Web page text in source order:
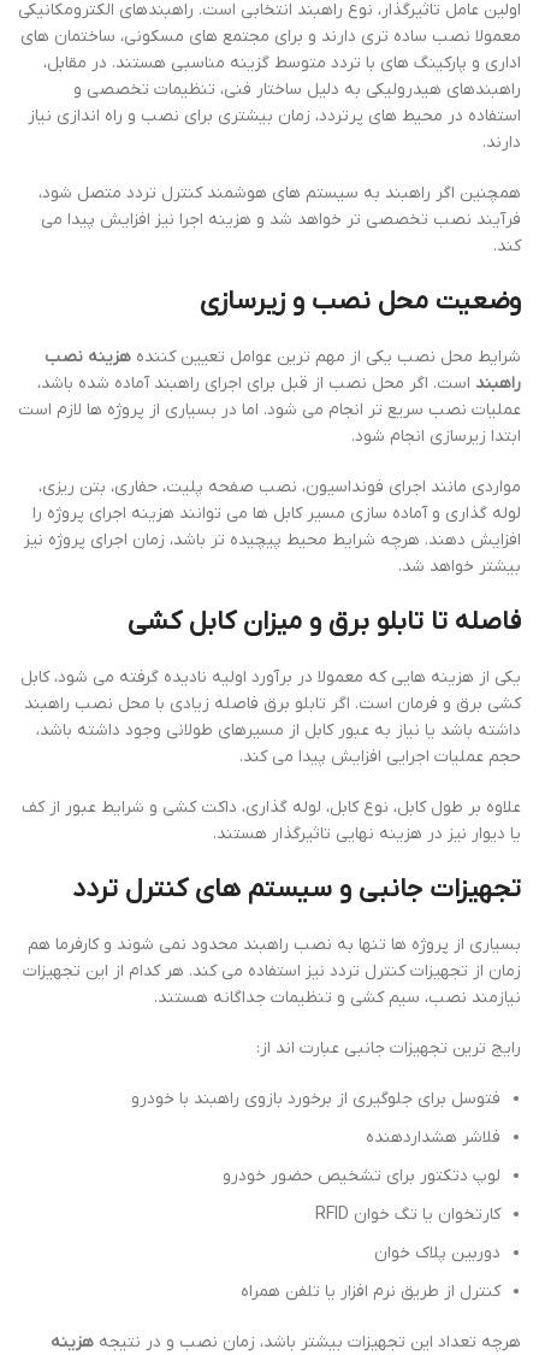
اولین عامل تاثیرگذار، نوع راهبند انتخابی است. راهبندهای الکترومکانیکی
معمولا نصب ساده تری دارند و برای مجتمع های مسکونی، ساختمان های
اداری و پارکینگ های با تردد متوسط گزینه مناسبی هستند. در مقابل،
راهبندهای هیدرولیکی به دلیل ساختار فنی، تنظیمات تخصصی و
استفاده در محیط های پرتردد، زمان بیشتری برای نصب و راه اندازی نیاز
دارند.
همچنین اگر راهبند به سیستم های هوشمند کنترل تردد متصل شود،
فرآیند نصب تخصصی تر خواهد شد و هزینه اجرا نیز افزایش پیدا می
کند.
وضعیت محل نصب و زیرسازی
شرایط محل نصب یکی از مهم ترین عوامل تعیین کننده هزینه نصب
راهبند است. اگر محل نصب از قبل برای اجرای راهبند آماده شده باشد،
عملیات نصب سریع تر انجام می شود. اما در بسیاری از پروژه ها لازم است
ابتدا زیرسازی انجام شود.
مواردی مانند اجرای فونداسیون، نصب صفحه پلیت، حفاری، بتن ریزی،
لوله گذاری و آماده سازی مسیر کابل ها می توانند هزینه اجرای پروژه را
افزایش دهند. هرچه شرایط محیط پیچیده تر باشد، زمان اجرای پروژه نیز
بیشتر خواهد شد.
فاصله تا تابلو برق و میزان کابل کشی
یکی از هزینه هایی که معمولا در برآورد اولیه نادیده گرفته می شود، کابل
کشی برق و فرمان است. اگر تابلو برق فاصله زیادی با محل نصب راهبند
داشته باشد یا نیاز به عبور کابل از مسیرهای طولانی وجود داشته باشد،
حجم عملیات اجرایی افزایش پیدا می کند.
علاوه بر طول کابل، نوع کابل، لوله گذاری، داکت کشی و شرایط عبور از کف
یا دیوار نیز در هزینه نهایی تاثیرگذار هستند.
تجهیزات جانبی و سیستم های کنترل تردد
بسیاری از پروژه ها تنها به نصب راهبند محدود نمی شوند و کارفرما هم
زمان از تجهیزات کنترل تردد نیز استفاده می کند. هر کدام از این تجهیزات
نیازمند نصب، سیم کشی و تنظیمات جداگانه هستند.
رایج ترین تجهیزات جانبی عبارت اند از:
فتوسل برای جلوگیری از برخورد بازوی راهبند با خودرو
فلاشر هشداردهنده
لوپ دتکتور برای تشخیص حضور خودرو
کارتخوان یا تگ خوان RFID
دوربین پلاک خوان
کنترل از طریق نرم افزار یا تلفن همراه
هرچه تعداد این تجهیزات بیشتر باشد، زمان نصب و در نتیجه هزینه